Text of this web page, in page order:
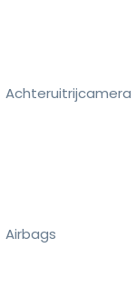
Achteruitrijcamera
Airbags